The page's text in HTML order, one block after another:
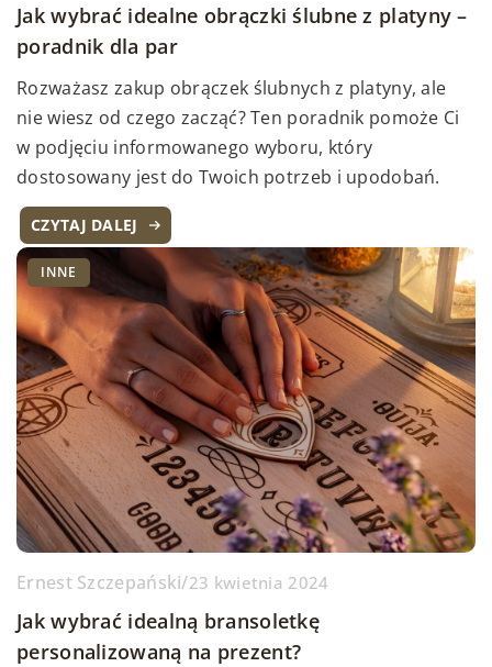
Jak wybrać idealne obrączki ślubne z platyny –
poradnik dla par
Rozważasz zakup obrączek ślubnych z platyny, ale
nie wiesz od czego zacząć? Ten poradnik pomoże Ci
w podjęciu informowanego wyboru, który
dostosowany jest do Twoich potrzeb i upodobań.
CZYTAJ DALEJ
INNE
Ernest Szczepański/23 kwietnia 2024
Jak wybrać idealną bransoletkę
personalizowaną na prezent?